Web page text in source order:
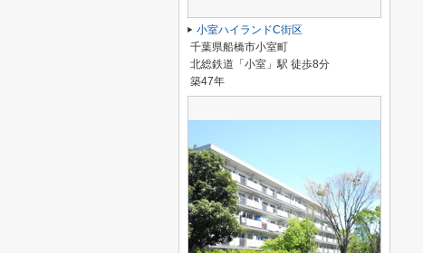
小室ハイランドC街区
千葉県船橋市小室町
北総鉄道「小室」駅 徒歩8分
築47年